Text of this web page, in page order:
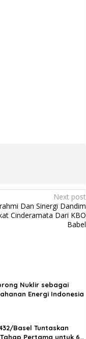
Next post
Dan Sinergi Dandim
Cinderamata Dari KBO
Babel
Nuklir sebagai
Energi Indonesia
Basel Tuntaskan
Pertama untuk 67